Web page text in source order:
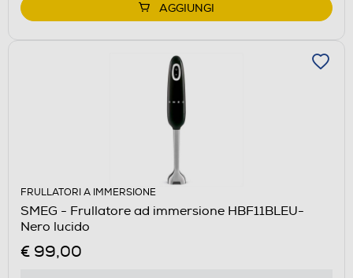
AGGIUNGI
FRULLATORI A IMMERSIONE
SMEG - Frullatore ad immersione HBF11BLEU-
Nero lucido
€ 99,00